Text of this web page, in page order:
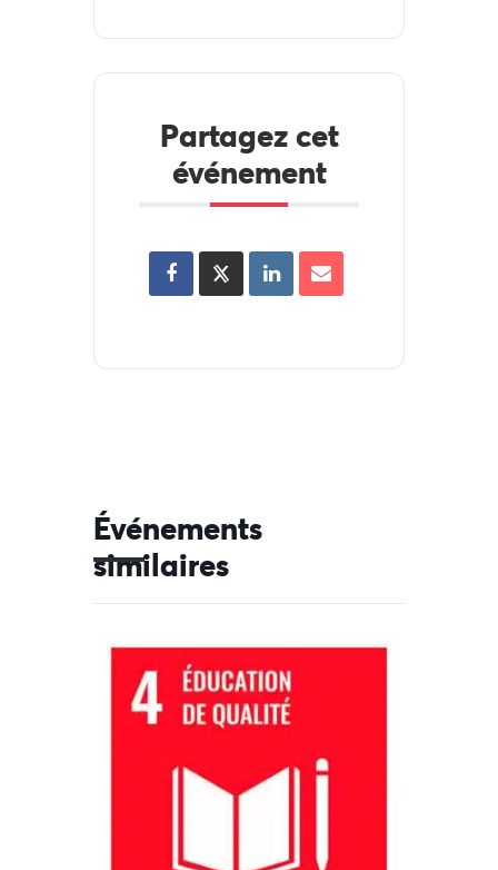
Partagez cet
événement
Événements
similaires